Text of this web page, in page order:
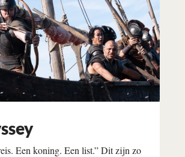
Een koning. Een list.” Dit zijn zo